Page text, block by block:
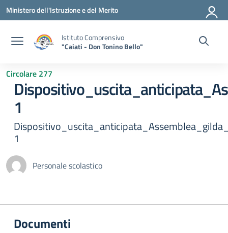
Vai ai contenuti
Vai al menu di navigazione
Vai al footer
Ministero dell'Istruzione e del Merito
Istituto Comprensivo
"Caiati - Don Tonino Bello"
Circolare 277
1
1
Personale scolastico
Documenti